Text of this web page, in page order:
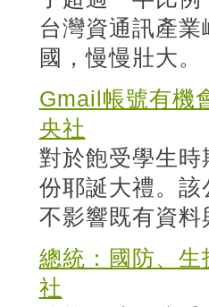
台灣資通訊產
國，慢慢壯大。
Gmail帳號有機
央社
對於飽受學生
份耶誕大禮。
不影響既有資
總統：國防、
社